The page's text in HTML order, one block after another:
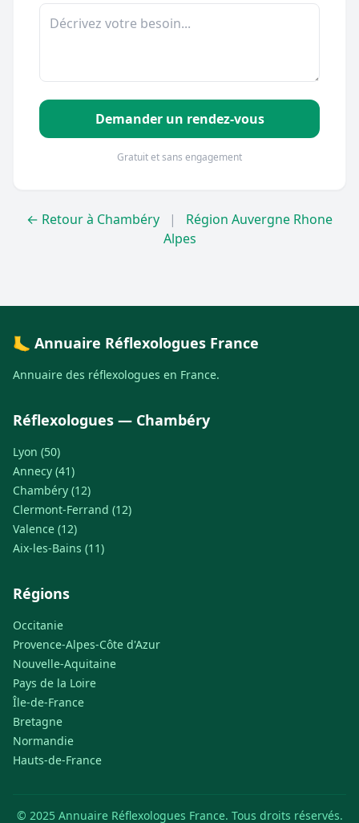
Demander un rendez-vous
Gratuit et sans engagement
← Retour à Chambéry |
Région Auvergne Rhone
Alpes
🦶 Annuaire Réflexologues France
Annuaire des réflexologues en France.
Réflexologues — Chambéry
Lyon (50)
Annecy (41)
Chambéry (12)
Clermont-Ferrand (12)
Valence (12)
Aix-les-Bains (11)
Régions
Occitanie
Provence-Alpes-Côte d'Azur
Nouvelle-Aquitaine
Pays de la Loire
Île-de-France
Bretagne
Normandie
Hauts-de-France
© 2025 Annuaire Réflexologues France. Tous droits réservés.